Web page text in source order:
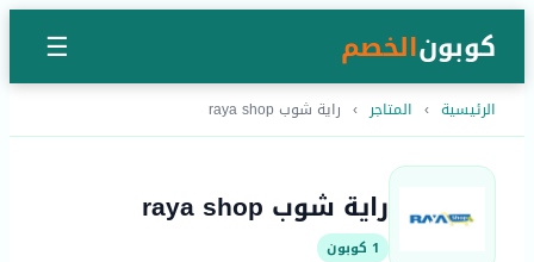
كوبونالخصم ☰
الرئيسية › المتاجر › راية شوب raya shop
راية شوب raya shop
1 كوبون